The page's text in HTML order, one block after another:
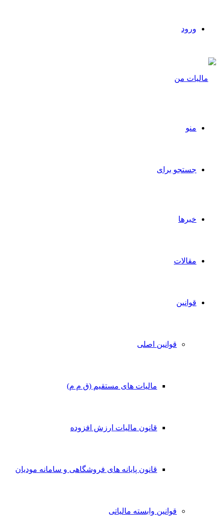
ورود
منو
جستجو برای
خبرها
مقالات
قوانین
قوانین اصلی
مالیات های مستقیم (ق م م)
قانون مالیات ارزش افزوده
قانون پایانه های فروشگاهی و سامانه مودیان
قوانین وابسته مالیاتی